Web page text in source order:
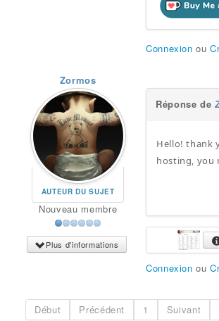
Connexion ou
Zormos
AUTEUR DU SUJET
Nouveau membre
Plus d'informations
Réponse de
Hello! thank
hosting, you
Connexion ou
Début Précédent 1 Suivant